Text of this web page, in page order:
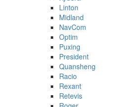
Linton
Midland
NavCom
Optim
Puxing
President
Quansheng
Racio
Rexant
Retevis